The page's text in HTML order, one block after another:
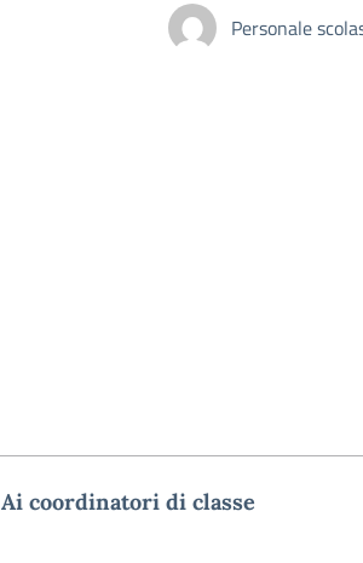
Personale
Ai coordinatori di classe